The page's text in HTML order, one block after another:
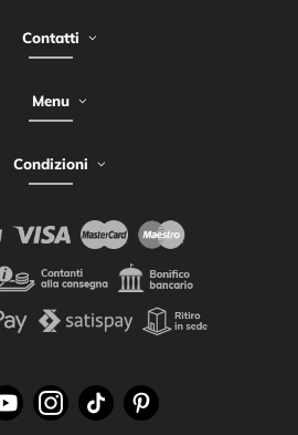
Contatti
Menu
Condizioni